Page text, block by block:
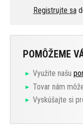
Registrujte sa
POMÔŽEME
Využite našu
Tovar nám
Vyskúšajte si